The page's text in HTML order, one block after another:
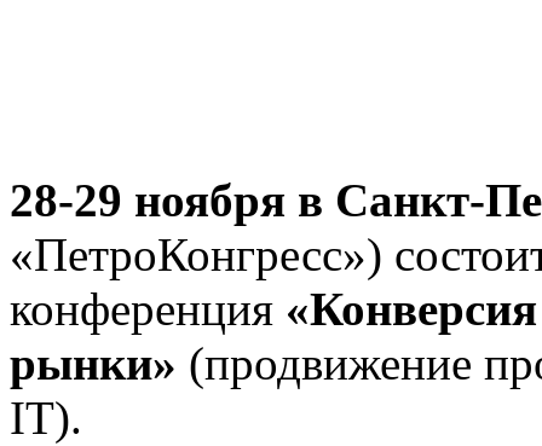
28-29 ноября в Санкт-
«ПетроКонгресс»)
конференция
рынки» (продвижение
IT).